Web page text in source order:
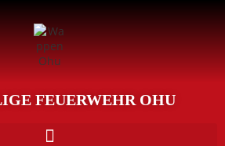
FEUERWEHR OHU